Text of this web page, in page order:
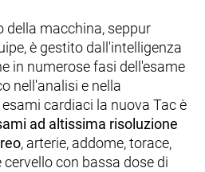
della macchina, seppur
è gestito dall'intelligenza
in numerose fasi dell'esame
nell'analisi e nella
cardiaci la nuova Tac è
ad altissima risoluzione
, arterie, addome, torace,
con bassa dose di